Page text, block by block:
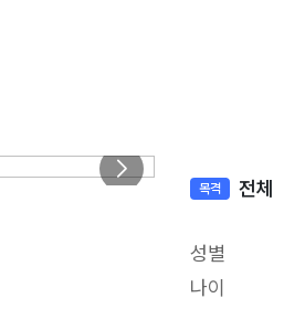
목격 전체
성별
나이